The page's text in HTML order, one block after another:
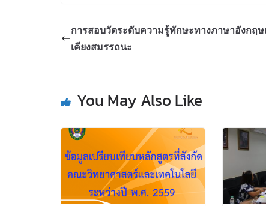
การสอบวัดระดับความรู้ทักษะทางภาษาอังกฤษ
เคียงสมรรถนะ
You May Also Like